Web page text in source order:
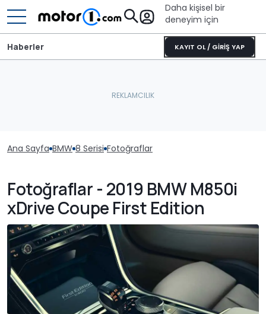
Daha kişisel bir
deneyim için
KAYIT OL / GİRİŞ YAP
Haberler
Ana Sayfa BMW 8 Serisi Fotoğraflar
Fotoğraflar - 2019 BMW M850i
xDrive Coupe First Edition